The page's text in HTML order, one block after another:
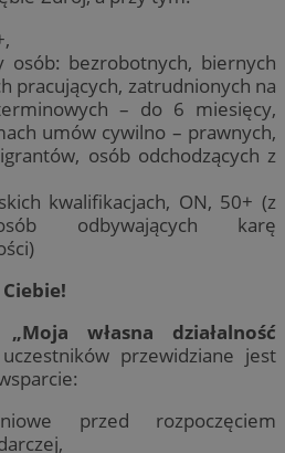
osób: bezrobotnych, biernych
pracujących, zatrudnionych na
– do 6 miesięcy,
umów cywilno – prawnych,
osób odchodzących z
kwalifikacjach, ON, 50+ (z
odbywających karę
„Moja własna działalność
przewidziane jest
przed rozpoczęciem